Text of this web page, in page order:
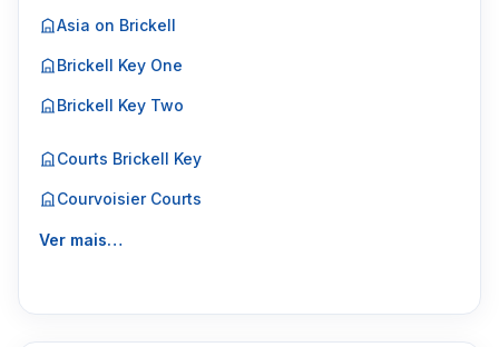
Asia on Brickell
Brickell Key One
Brickell Key Two
Courts Brickell Key
Courvoisier Courts
Ver mais…